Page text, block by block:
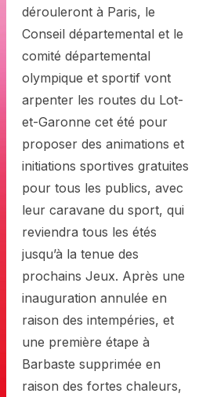
dérouleront à Paris, le
Conseil départemental et le
comité départemental
olympique et sportif vont
arpenter les routes du Lot-
et-Garonne cet été pour
proposer des animations et
initiations sportives gratuites
pour tous les publics, avec
leur caravane du sport, qui
reviendra tous les étés
jusqu’à la tenue des
prochains Jeux. Après une
inauguration annulée en
raison des intempéries, et
une première étape à
Barbaste supprimée en
raison des fortes chaleurs,